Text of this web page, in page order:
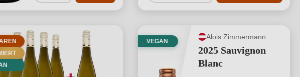
VEGAN
Alois Zimmermann
2025 Sauvignon
Blanc